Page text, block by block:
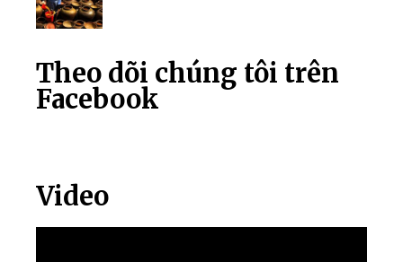
Theo dõi chúng tôi trên
Facebook
Video